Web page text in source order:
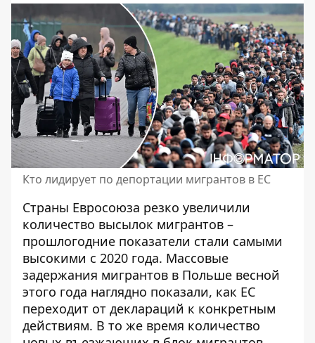
Кто лидирует по депортации мигрантов в ЕС
Страны Евросоюза резко увеличили
количество высылок мигрантов –
прошлогодние показатели стали самыми
высокими с 2020 года. Массовые
задержания мигрантов в Польше весной
этого года наглядно показали, как ЕС
переходит от деклараций к конкретным
действиям. В то же время количество